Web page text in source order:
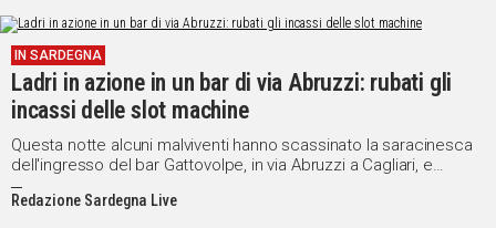
IN SARDEGNA
Ladri in azione in un bar di via Abruzzi: rubati gli
incassi delle slot machine
Questa notte alcuni malviventi hanno scassinato la saracinesca
dell'ingresso del bar Gattovolpe, in via Abruzzi a Cagliari, e
portato via l'incasso contenuto di sette slot machine e in un
cambiamonete.
Redazione Sardegna Live